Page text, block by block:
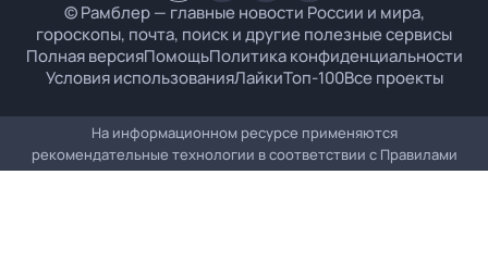
© Рамблер — главные новости России и мира,
гороскопы, почта, поиск и другие полезные сервисы
Полная версияПомощьПолитика конфиденциальности
Условия использованияЛайкиТоп-100Все проекты
На информационном ресурсе применяются
рекомендательные технологии в соответствии с Правилами